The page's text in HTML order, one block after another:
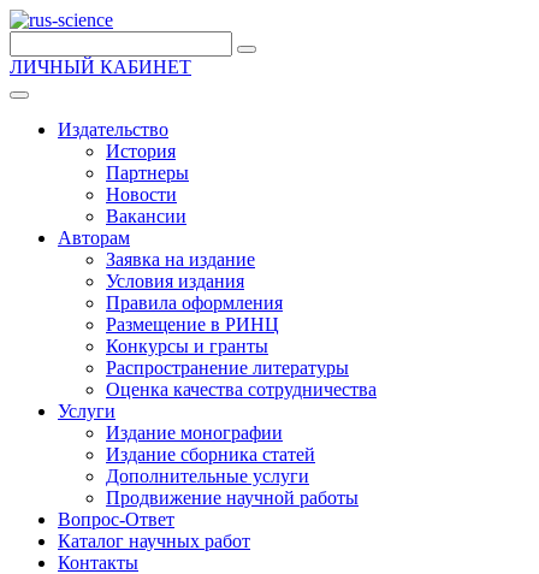
ЛИЧНЫЙ КАБИНЕТ
Издательство
История
Партнеры
Новости
Вакансии
Авторам
Заявка на издание
Условия издания
Правила оформления
Размещение в РИНЦ
Конкурсы и гранты
Распространение литературы
Оценка качества сотрудничества
Услуги
Издание монографии
Издание сборника статей
Дополнительные услуги
Продвижение научной работы
Вопрос-Ответ
Каталог научных работ
Контакты